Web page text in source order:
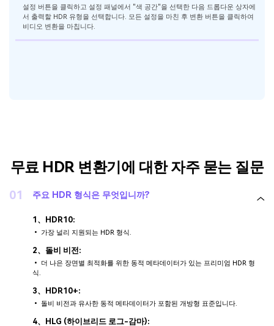
설정 버튼을 클릭하고 설정 패널에서 "색 공간"을 선택한 다음 드롭다운 상자에
서 출력할 HDR 유형을 선택합니다. 모든 설정을 마친 후 변환 버튼을 클릭하여
비디오 변환을 마칩니다.
무료 HDR 변환기에 대한 자주 묻는 질문
01 주요 HDR 형식은 무엇입니까?
1、HDR10:
• 가장 널리 지원되는 HDR 형식.
2、돌비 비전:
• 더 나은 장면별 최적화를 위한 동적 메타데이터가 있는 프리미엄 HDR 형
식.
3、HDR10+:
• 돌비 비전과 유사한 동적 메타데이터가 포함된 개방형 표준입니다.
4、HLG (하이브리드 로그-감마):